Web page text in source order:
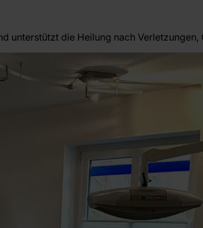
die Heilung nach